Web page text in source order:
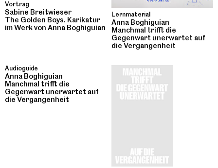
Vortrag
Sabine Breitwieser
The Golden Boys. Karikatur
im Werk von Anna Boghiguian
Lernmaterial
Anna Boghiguian
Manchmal trifft die
Gegenwart unerwartet auf
die Vergangenheit
Audioguide
Anna Boghiguian
Manchmal trifft die
Gegenwart unerwartet auf
die Vergangenheit